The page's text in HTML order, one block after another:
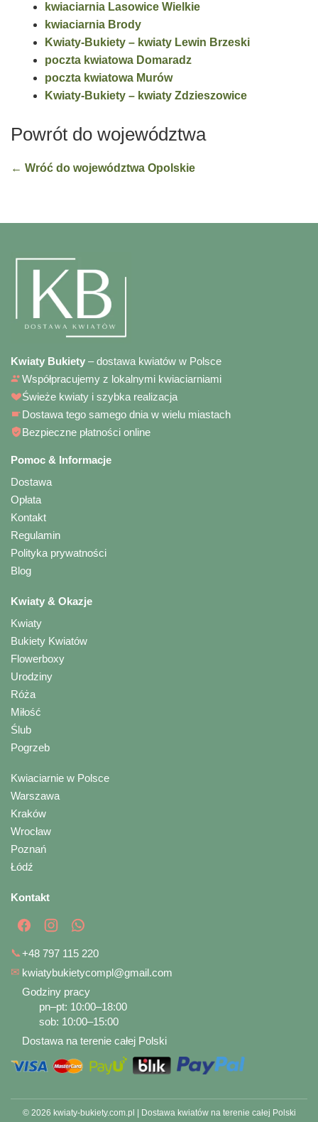
kwiaciarnia Lasowice Wielkie
kwiaciarnia Brody
Kwiaty-Bukiety – kwiaty Lewin Brzeski
poczta kwiatowa Domaradz
poczta kwiatowa Murów
Kwiaty-Bukiety – kwiaty Zdzieszowice
Powrót do województwa
← Wróć do województwa Opolskie
Kwiaty Bukiety – dostawa kwiatów w Polsce
Współpracujemy z lokalnymi kwiaciarniami
Świeże kwiaty i szybka realizacja
Dostawa tego samego dnia w wielu miastach
Bezpieczne płatności online
Pomoc & Informacje
Dostawa
Opłata
Kontakt
Regulamin
Polityka prywatności
Blog
Kwiaty & Okazje
Kwiaty
Bukiety Kwiatów
Flowerboxy
Urodziny
Róża
Miłość
Ślub
Pogrzeb
Kwiaciarnie w Polsce
Warszawa
Kraków
Wrocław
Poznań
Łódź
Kontakt
📞+48 797 115 220
✉ kwiatybukietycompl@gmail.com
Godziny pracy
pn–pt: 10:00–18:00
sob: 10:00–15:00
Dostawa na terenie całej Polski
© 2026 kwiaty-bukiety.com.pl | Dostawa kwiatów na terenie całej Polski